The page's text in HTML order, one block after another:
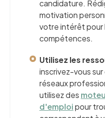
candidature.
motivation
votre intérêt pour
compétences.
Utilisez les
inscrivez-vous
réseaux
utilisez des
d'emploipour